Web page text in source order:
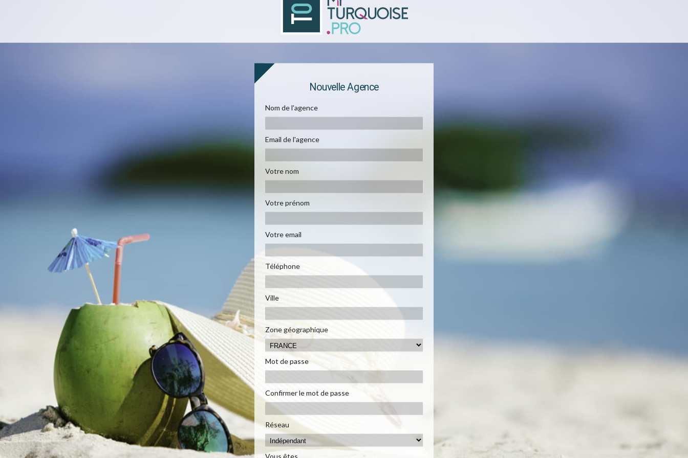
Nouvelle Agence
Nom de l'agence
Email de l'agence
Votre nom
Votre prénom
Votre email
Téléphone
Ville
Zone géographique
Mot de passe
Confirmer le mot de passe
Réseau
Vous êtes